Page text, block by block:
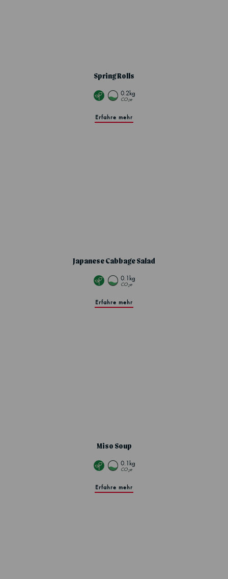
Spring Rolls
0.2kg
CO2e
Erfahre mehr
Japanese Cabbage Salad
0.1kg
CO2e
Erfahre mehr
Miso Soup
0.1kg
CO2e
Erfahre mehr